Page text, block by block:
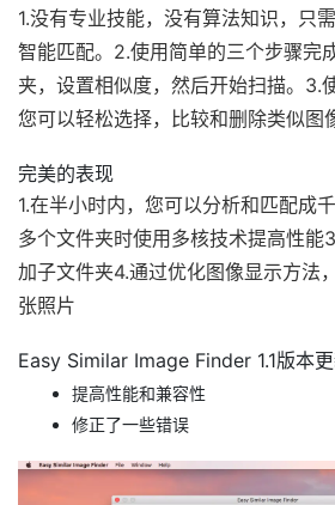
1.没有专业技能，没有算法知识，只
智能匹配。2.使用简单的三个步骤完
夹，设置相似度，然后开始扫描。3.
您可以轻松选择，比较和删除类似图
完美的表现
1.在半小时内，您可以分析和匹配成
多个文件夹时使用多核技术提高性能
加子文件夹4.通过优化图像显示方法
张照片
Easy Similar Image Finder 1.1版本
提高性能和兼容性
修正了一些错误